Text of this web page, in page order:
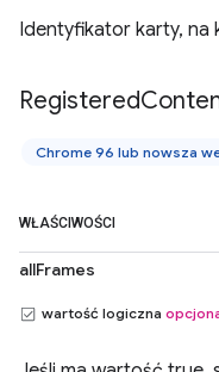
Identyfikator karty, na
Registered
Chrome 96 lub nowsza
WŁAŚCIWOŚCI
allFrames
wartość logiczna